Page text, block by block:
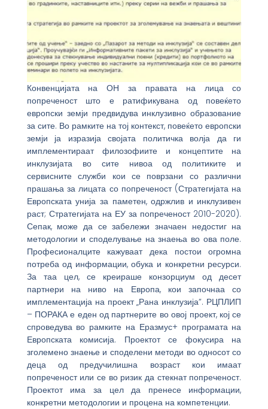
Конвенцијата на ОН за правата на лица со
попреченост што е ратификувана од повеќето
европски земји предвидува инклузивно образование
за сите. Во рамките на тој контекст, повеќето европски
земји ја изразија својата политичка волја да ги
имплементираат филозофиите и концептите на
инклузијата во сите нивоа од политиките и
сервисните служби кои се поврзани со различни
прашања за лицата со попреченост (Стратегијата на
Европската унија за паметен, одржлив и инклузивен
раст; Стратегијата на ЕУ за попреченост 2010-2020).
Сепак, може да се забележи значаен недостиг на
методологии и споделување на знаења во ова поле.
Професионалците кажуваат дека постои огромна
потреба од информации, обука и конкретни ресурси.
За таа цел, се креираше конзорциум од десет
партнери на ниво на Европа, кои започнаа со
имплементација на проект „Рана инклузија”. РЦПЛИП
– ПОРАКА е еден од партнерите во овој проект, кој се
спроведува во рамките на Еразмус+ програмата на
Европската комисија. Проектот се фокусира на
зголемено знаење и споделени методи во односот со
деца од предучилишна возраст кои имаат
попреченост или се во ризик да стекнат попреченост.
Проектот има за цел да пренесе информации,
конкретни методологии и процена на компетенции.